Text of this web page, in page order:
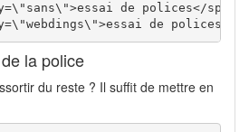
de polices</span>
de polices</
la police
du reste ? Il suffit de mettre en